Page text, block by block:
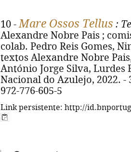
10 -Mare Ossos Tellus :
Alexandre Nobre Pais ;
colab. Pedro Reis Gomes,
textos Alexandre Nobre
António Jorge Silva, Lurdes
Nacional do Azulejo, 2022. -
972-776-605-5
Link persistente: http://